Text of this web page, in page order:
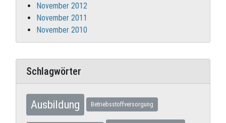
November 2012
November 2011
November 2010
Schlagwörter
Ausbildung Betriebsstoffversorgung